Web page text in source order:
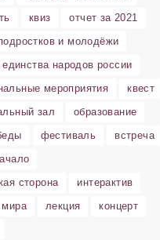
квиз
отчет за 2021
и молодёжи
единства народов россии
мероприятия
квест
зал
образование
фестиваль
встреча
сторона
интерактив
мира
лекция
концерт